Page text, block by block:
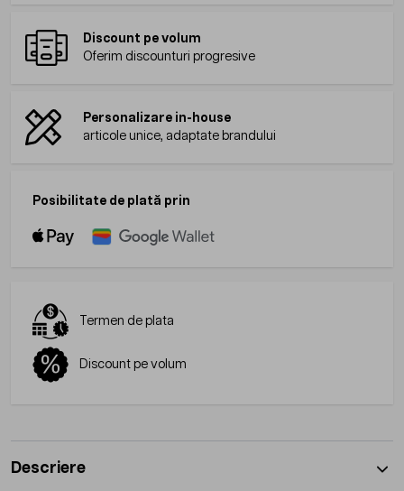
Discount pe volum
Oferim discounturi progresive
Personalizare in-house
articole unice, adaptate brandului
Posibilitate de plată prin
Termen de plata
Discount pe volum
Descriere